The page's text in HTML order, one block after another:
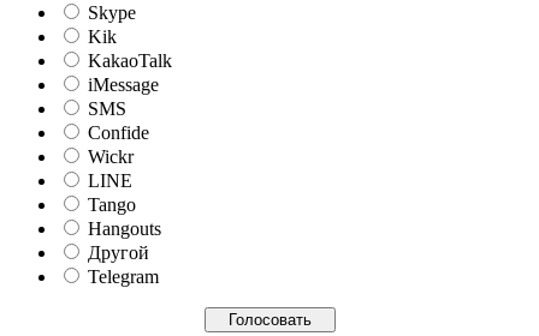
Skype
Kik
KakaoTalk
iMessage
SMS
Confide
Wickr
LINE
Tango
Hangouts
Другой
Telegram